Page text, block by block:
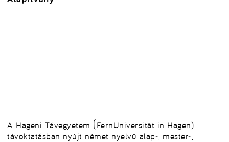
A Hageni Távegyetem (FernUniversität in Hagen)
távoktatásban nyújt német nyelvű alap-, mester-,